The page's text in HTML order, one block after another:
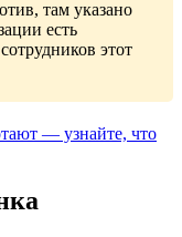
там указано
есть
этот
— узнайте, что